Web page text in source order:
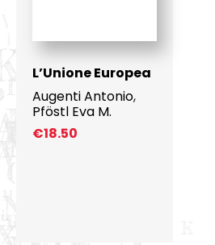
L’Unione Europea
Augenti Antonio,
Pföstl Eva M.
€18.50